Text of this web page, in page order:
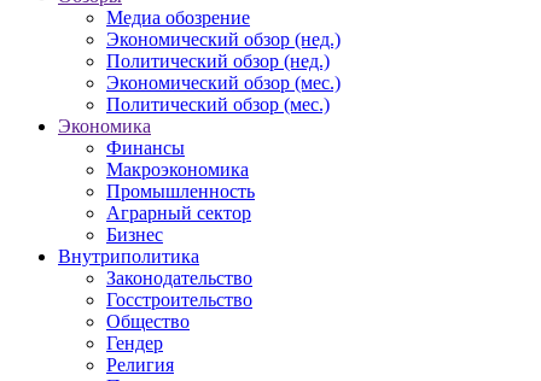
Медиа обозрение
Экономический обзор (нед.)
Политический обзор (нед.)
Экономический обзор (мес.)
Политический обзор (мес.)
Экономика
Финансы
Макроэкономика
Промышленность
Аграрный сектор
Бизнес
Внутриполитика
Законодательство
Госстроительство
Общество
Гендер
Религия